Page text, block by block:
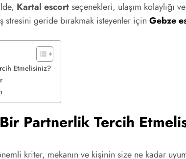
Kartal escortseçenekleri, ulaşım kolaylığı
stresini geride bırakmak isteyenler için Gebze
Etmelisiniz?
Partnerlik Tercih
kriter, mekanın ve kişinin size ne kadar